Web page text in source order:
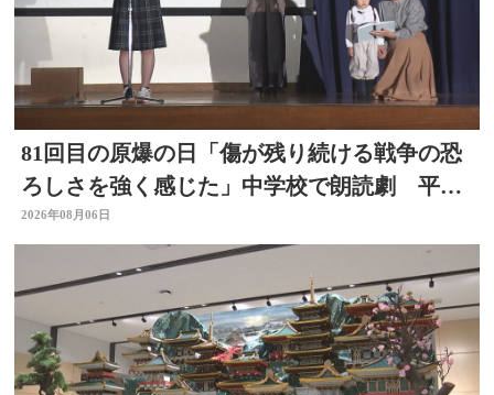
81回目の原爆の日「傷が残り続ける戦争の恐
ろしさを強く感じた」中学校で朗読劇 平和
の大切さ学ぶ 大分
2026年08月06日